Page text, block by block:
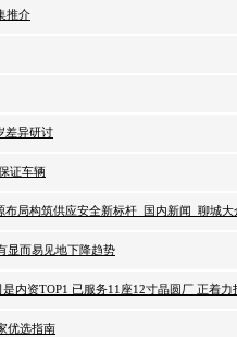
推介
差异研讨
证车辆
局构筑供应安全新标杆_国内新闻_聊城大
显而易见地下降趋势
内资TOP1 已服务11座12寸晶圆厂 正着力
优选指南